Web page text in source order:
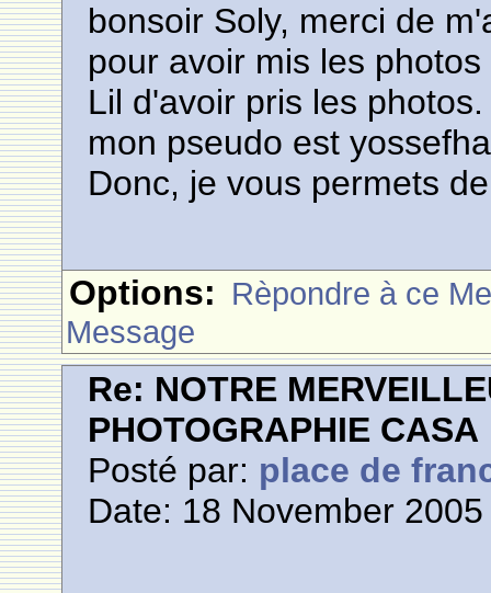
bonsoir Soly, merci de
pour avoir mis les
Lil d'avoir pris les photos.
mon pseudo est
Donc, je vous permets
Options: Rèpondre à ce
Message
Re: NOTRE
PHOTOGRAPHIE CASA
Posté par: place de
Date: 18 November